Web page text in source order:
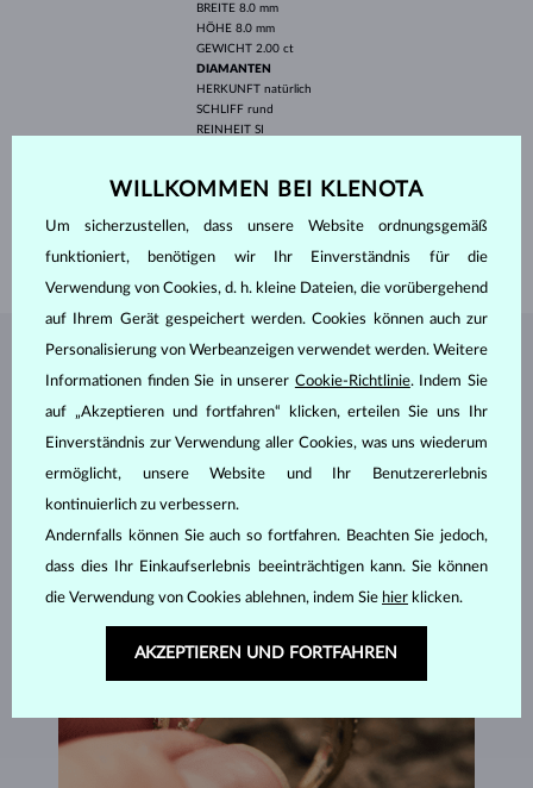
BREITE 8.0 mm
HÖHE 8.0 mm
GEWICHT 2.00 ct
DIAMANTEN
HERKUNFT natürlich
SCHLIFF rund
REINHEIT SI
GEWICHT 0.030 ct
LÄNGE 420 mm
GEWICHT 2.35 g
SCHMUCK AUS DEM
WILLKOMMEN BEI KLENOTA
Um sicherzustellen, dass unsere Website ordnungsgemäß
funktioniert, benötigen wir Ihr Einverständnis für die
Verwendung von Cookies, d. h. kleine Dateien, die vorübergehend
auf Ihrem Gerät gespeichert werden. Cookies können auch zur
Personalisierung von Werbeanzeigen verwendet werden. Weitere
Informationen finden Sie in unserer Cookie-Richtlinie. Indem Sie
auf „Akzeptieren und fortfahren“ klicken, erteilen Sie uns Ihr
Einverständnis zur Verwendung aller Cookies, was uns wiederum
ermöglicht, unsere Website und Ihr Benutzererlebnis
kontinuierlich zu verbessern.
Andernfalls können Sie auch so fortfahren. Beachten Sie jedoch,
dass dies Ihr Einkaufserlebnis beeinträchtigen kann. Sie können
die Verwendung von Cookies ablehnen, indem Sie hier klicken.
AKZEPTIEREN UND FORTFAHREN